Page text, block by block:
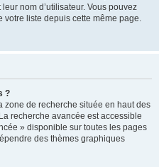
nom d’utilisateur. Vous pouvez
liste depuis cette même page.
?
zone de recherche située en haut des
recherche avancée est accessible
» disponible sur toutes les pages
des thèmes graphiques